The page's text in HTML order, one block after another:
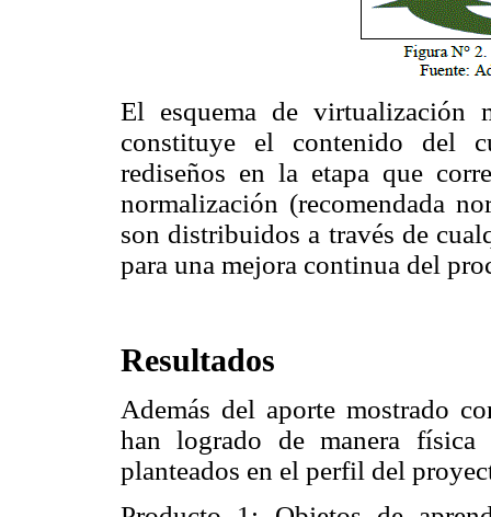
El esquema de
constituye el contenido del
rediseños en la etapa que
normalización (recomendada
son distribuidos a través de
para una mejora continua del
Resultados
Además del aporte mostrado
han logrado de manera
planteados en el perfil del